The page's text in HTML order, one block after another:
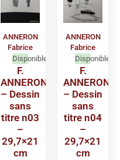
ANNERON
Fabrice
Disponible
F.
ANNERON
– Dessin
sans
titre n03
–
29,7×21
cm
ANNERON
Fabrice
Disponible
F.
ANNERON
– Dessin
sans
titre n04
–
29,7×21
cm